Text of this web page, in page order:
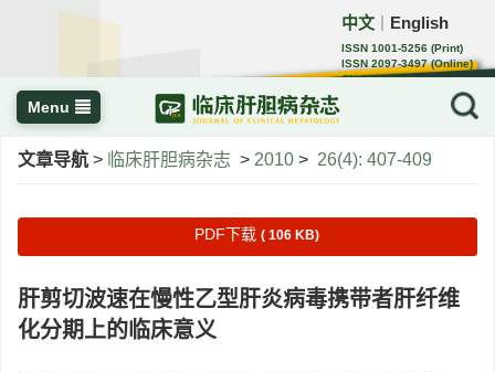
中文 English
ISSN 1001-5256 (Print)
ISSN 2097-3497 (Online)
CN 22-1108/R
Menu
文章导航 > 临床肝胆病杂志 > 2010 > 26(4): 407-409
PDF下载 ( 106 KB)
肝剪切波速在慢性乙型肝炎病毒携带者肝纤维
化分期上的临床意义